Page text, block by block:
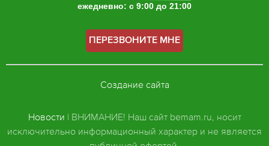
ежедневно: с 9:00 до 21:00
ПЕРЕЗВОНИТЕ МНЕ
Новости | ВНИМАНИЕ! Наш сайт bemam.ru, носит
исключительно информационный характер и не является
Создание сайта